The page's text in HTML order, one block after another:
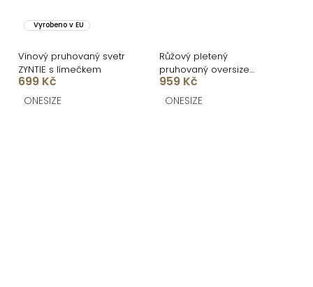
Vyrobeno v EU
Vínový pruhovaný svetr
ZYNTIE s límečkem
699 Kč
ONESIZE
Růžový pletený
pruhovaný oversize
cardigan GRENTO
959 Kč
ONESIZE